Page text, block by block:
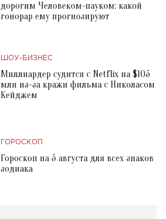
дорогим Человеком-пауком: какой
гонорар ему прогнозируют
ШОУ-БИЗНЕС
Миллиардер судится с Netflix на $105
млн из-за кражи фильма с Николасом
Кейджем
ГОРОСКОП
Гороскоп на 5 августа для всех знаков
зодиака